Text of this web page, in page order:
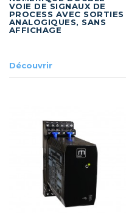
VOIE DE SIGNAUX DE
PROCESS AVEC SORTIES
ANALOGIQUES, SANS
AFFICHAGE
Découvrir